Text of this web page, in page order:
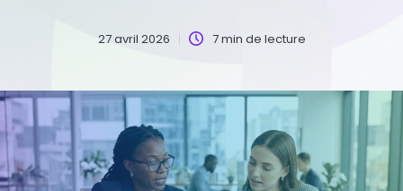
27 avril 2026 7 min de lecture